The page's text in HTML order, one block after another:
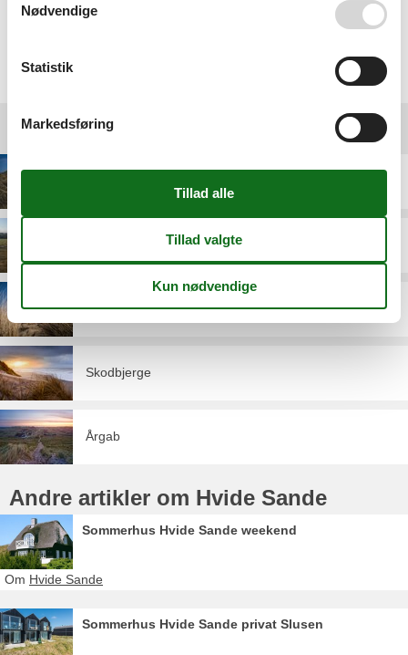
Destinationer under Hvide Sande
Nr. Lyngvig
Skodbjerge
Årgab
Andre artikler om Hvide Sande
Sommerhus Hvide Sande weekend
Om Hvide Sande
Sommerhus Hvide Sande privat Slusen
Nødvendige
Statistik
Markedsføring